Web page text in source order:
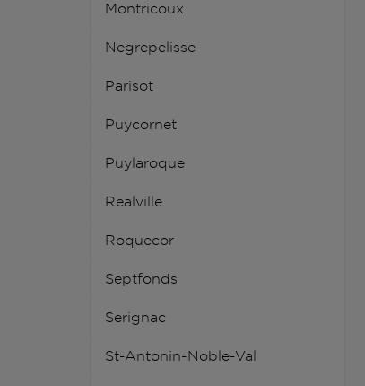
Montricoux
Negrepelisse
Parisot
Puycornet
Puylaroque
Realville
Roquecor
Septfonds
Serignac
St-Antonin-Noble-Val